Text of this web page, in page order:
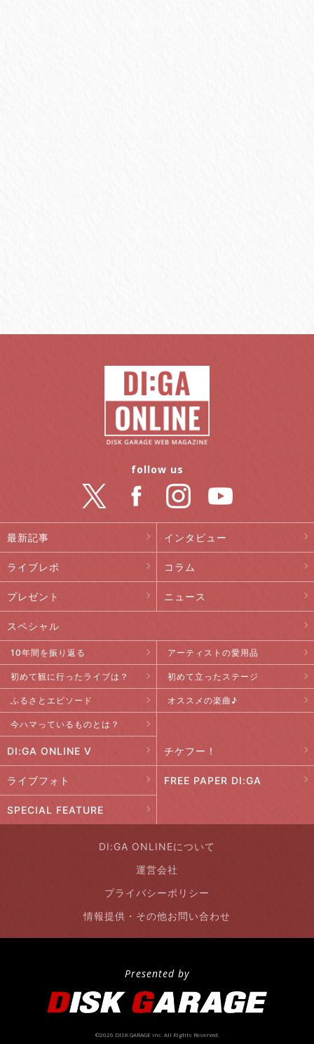
最新記事 インタビュー
ライブレポ コラム
プレゼント ニュース
スペシャル
10年間を振り返る アーティストの愛用品
初めて観に行ったライブは？ 初めて立ったステージ
ふるさとエピソード オススメの楽曲♪
今ハマっているものとは？
DI:GA ONLINE V チケフー！
ライブフォト FREE PAPER DI:GA
SPECIAL FEATURE
follow us
DI:GA ONLINEについて
運営会社
プライバシーポリシー
情報提供・その他お問い合わせ
Presented by
©2026 DISK GARAGE inc. All Rights Reserved.